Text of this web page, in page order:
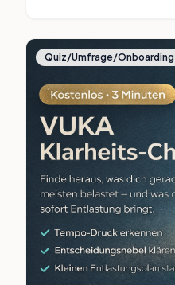
Quiz/Umfrage/Onboarding